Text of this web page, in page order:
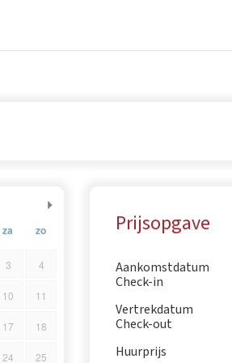
za zo
3 4
10 11
17 18
24 25
Prijsopgave
Aankomstdatum
Check-in
Vertrekdatum
Check-out
Huurprijs